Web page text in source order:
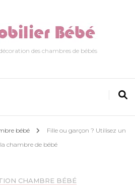
des chambres de bébés
bébé
Fille ou garçon ? Utilisez un
chambre de bébé
CHAMBRE BÉBÉ